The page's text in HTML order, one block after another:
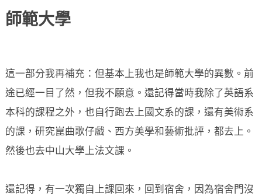
師範大學
這一部分我再補充：但基本上我也是師範大學的異數。前
途已經一目了然，但我不願意。還記得當時我除了英語系
本科的課程之外，也自行跑去上國文系的課，還有美術系
的課，研究崑曲歌仔戲、西方美學和藝術批評，都去上。
然後也去中山大學上法文課。
還記得，有一次獨自上課回來，回到宿舍，因為宿舍門沒